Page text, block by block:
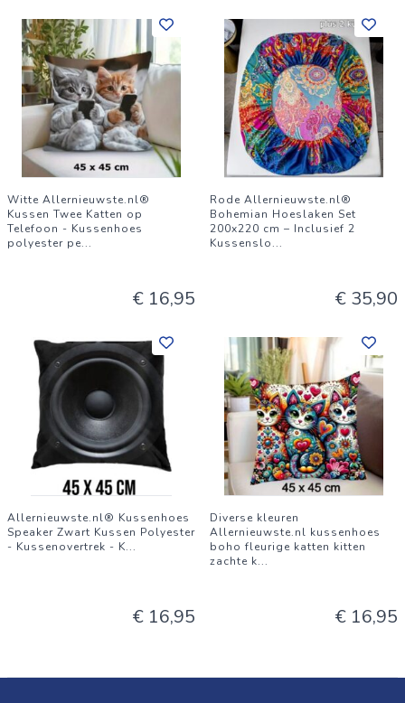
Witte Allernieuwste.nl®
Kussen Twee Katten op
Telefoon - Kussenhoes
polyester pe...
€ 16,95
Rode Allernieuwste.nl®
Bohemian Hoeslaken Set
200x220 cm – Inclusief 2
Kussenslo...
€ 35,90
Allernieuwste.nl® Kussenhoes
Speaker Zwart Kussen Polyester
- Kussenovertrek - K...
€ 16,95
Diverse kleuren
Allernieuwste.nl kussenhoes
boho fleurige katten kitten
zachte k...
€ 16,95